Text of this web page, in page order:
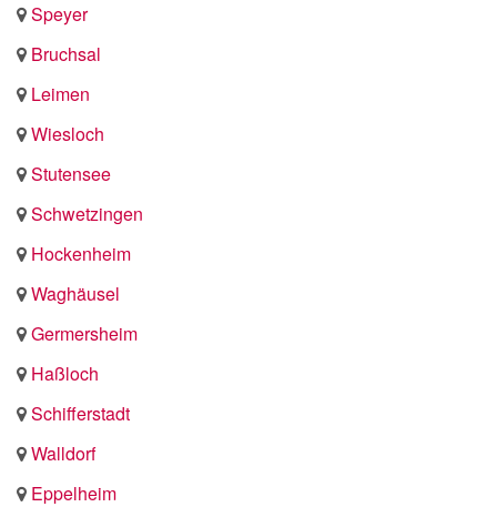
Speyer
Bruchsal
Leimen
Wiesloch
Stutensee
Schwetzingen
Hockenheim
Waghäusel
Germersheim
Haßloch
Schifferstadt
Walldorf
Eppelheim